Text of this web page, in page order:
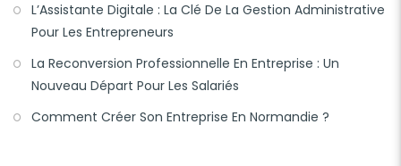
L’Assistante Digitale : La Clé De La Gestion Administrative
Pour Les Entrepreneurs
La Reconversion Professionnelle En Entreprise : Un
Nouveau Départ Pour Les Salariés
Comment Créer Son Entreprise En Normandie ?